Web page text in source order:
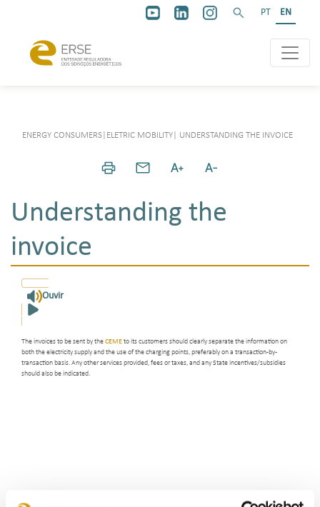
PT EN
ENERGY CONSUMERS ELETRIC MOBILITY UNDERSTANDING THE INVOICE
Understanding the
invoice
Ouvir
The invoices to be sent by theCEMEto its customers should clearly separate the information on
both the electricity supply and the use of the charging points, preferably on a transaction-by-
transaction basis. Any other services provided, fees or taxes, and any State incentives/subsidies
should also be indicated.